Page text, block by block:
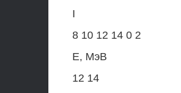
I
8 10 12 14 0 2
Е, МэВ
12 14